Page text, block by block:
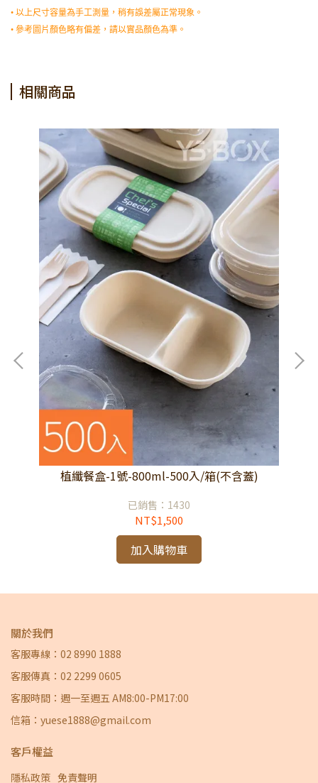
• 以上尺寸容量為手工測量，稍有誤差屬正常現象。
• 參考圖片顏色略有偏差，請以實品顏色為準。
相關商品
植纖餐盒-1號-800ml-500入/箱(不含蓋)
已銷售：1430
NT$1,500
加入購物車
關於我們
客服專線：02 8990 1888
客服傳真：02 2299 0605
客服時間：週一至週五 AM8:00-PM17:00
信箱：yuese1888@gmail.com
客戶權益
隱私政策 免責聲明